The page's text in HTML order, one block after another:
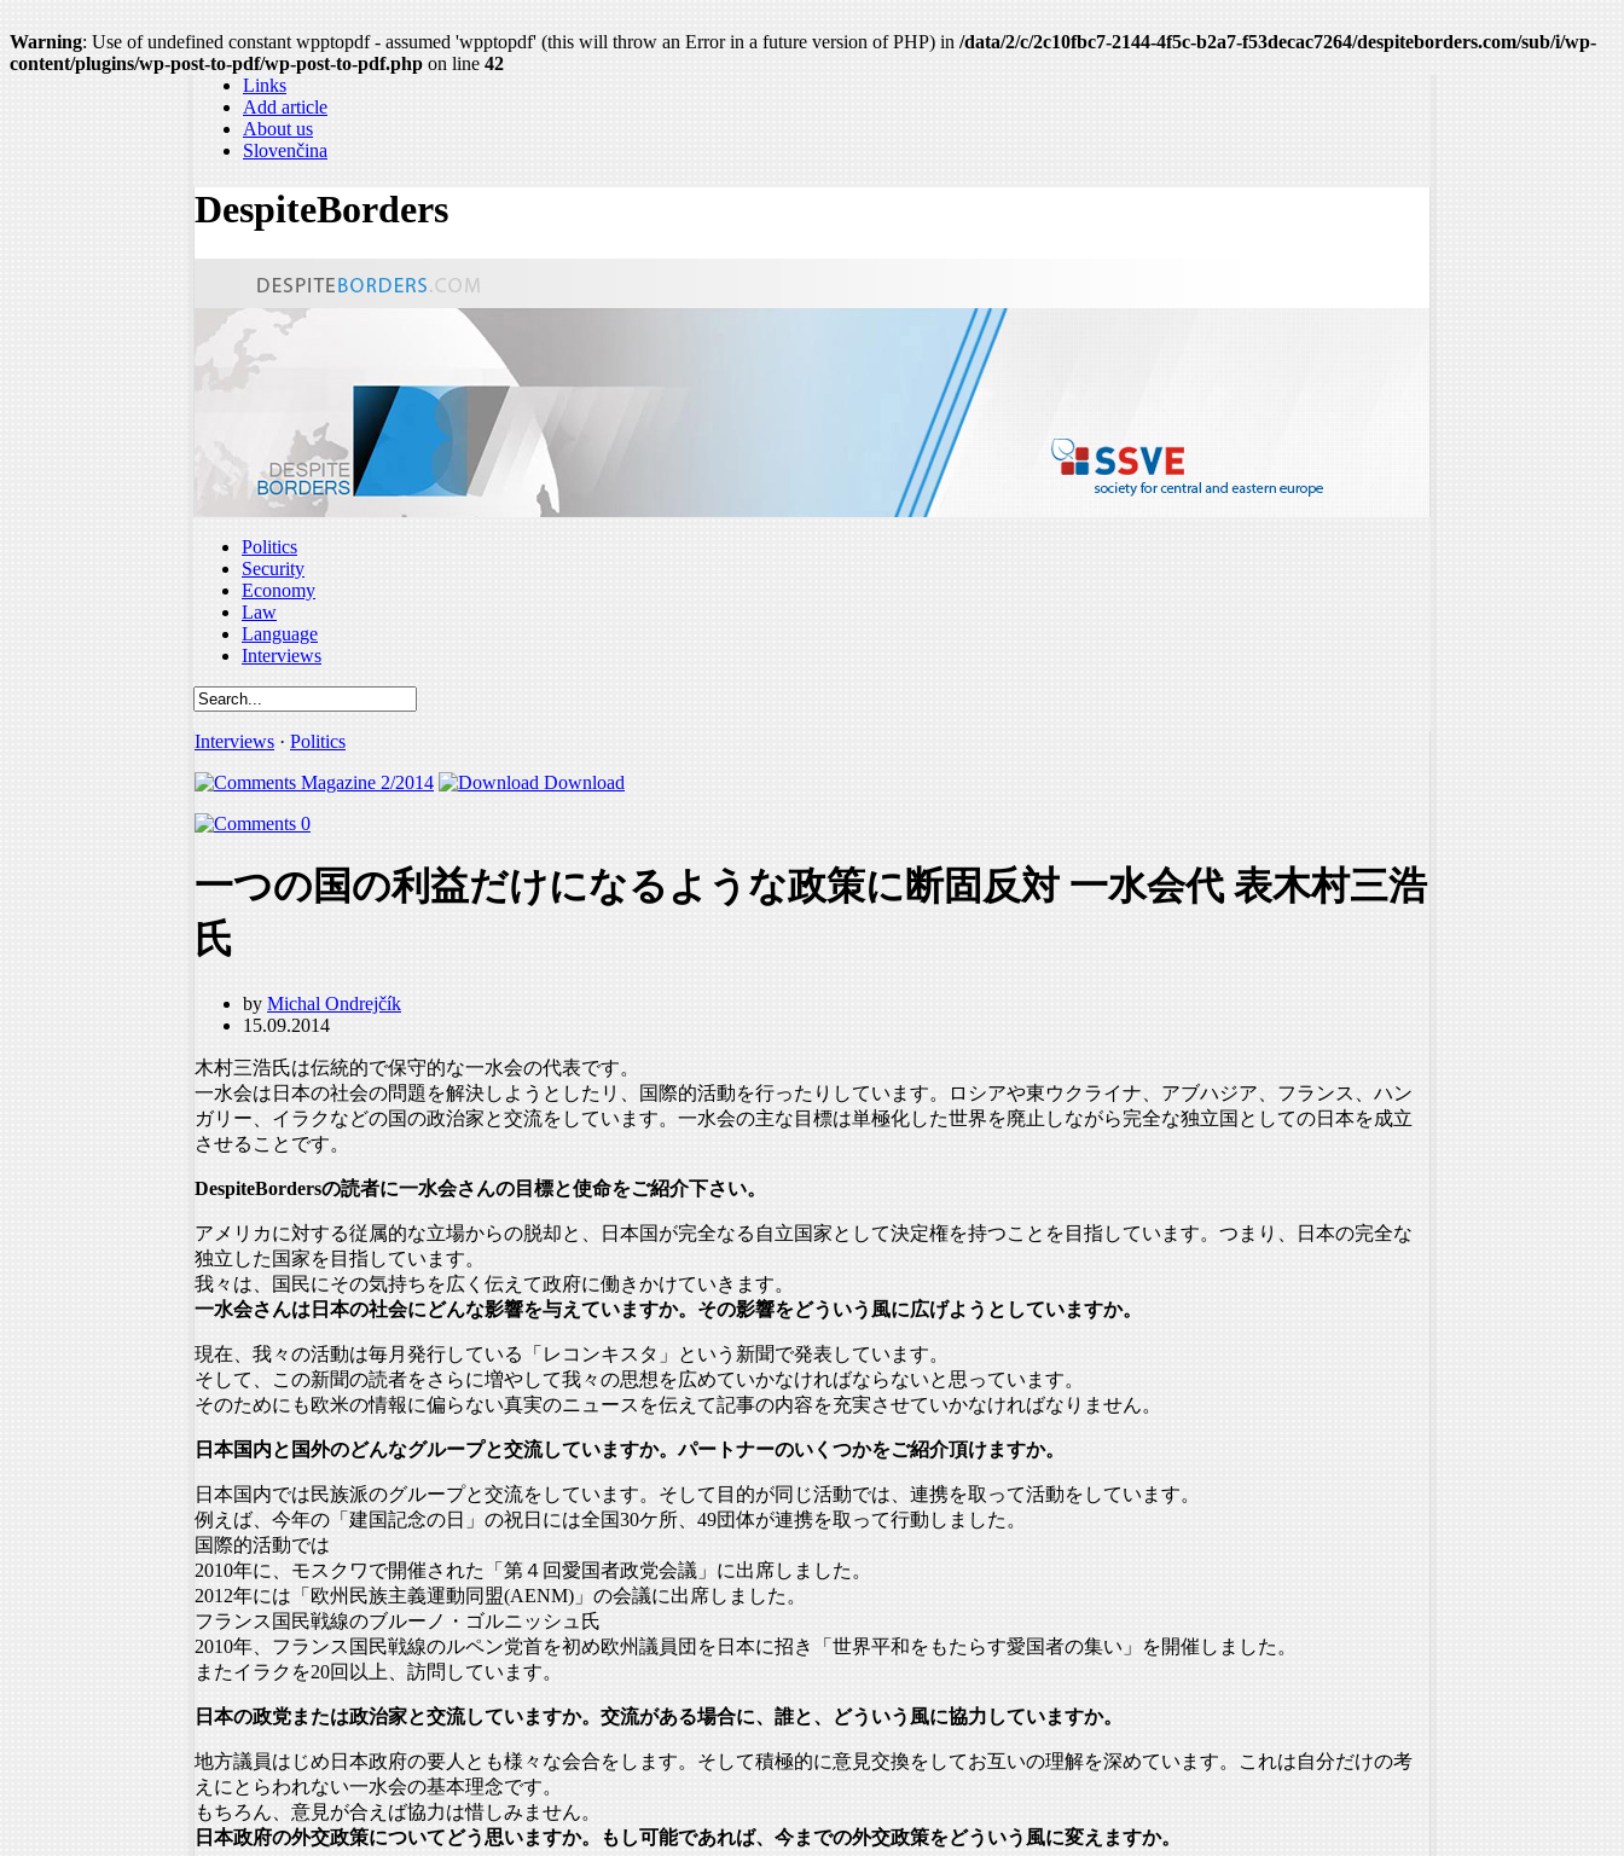
Warning: Use of undefined constant wpptopdf - assumed 'wpptopdf' (this will throw an Error in a future version of PHP) in /data/2/c/2c10fbc7-2144-4f5c-b2a7-f53decac7264/despiteborders.com/sub/i/wp-
content/plugins/wp-post-to-pdf/wp-post-to-pdf.php on line 42
Links
Add article
About us
Slovenčina
DespiteBorders
Politics
Security
Economy
Law
Language
Interviews
Interviews · Politics
Magazine 2/2014
Download
0
一つの国の利益だけになるような政策に断固反対 一水会代 表木村三浩
氏
by Michal Ondrejčík
15.09.2014
木村三浩氏は伝統的で保守的な一水会の代表です。
一水会は日本の社会の問題を解決しようとしたリ、国際的活動を行ったりしています。ロシアや東ウクライナ、アブハジア、フランス、ハン
ガリー、イラクなどの国の政治家と交流をしています。一水会の主な目標は単極化した世界を廃止しながら完全な独立国としての日本を成立
させることです。
DespiteBordersの読者に一水会さんの目標と使命をご紹介下さい。
アメリカに対する従属的な立場からの脱却と、 日本国が完全なる自立国家として決定権を持つことを目指していま す。つまり、日本の完全な
独立した国家を目指しています。
我々は、
国民にその気持ちを広く伝えて政府に働きかけていきます。
一水会さんは日本の社会にどんな影響を与えていますか。その影響をどういう風に広げようとしていますか。
現在、我々の活動は毎月発行している「レコンキスタ」
という新聞で発表しています。
そして、
この新聞の読者をさらに増やして我々の思想を広めていかなければならないと思っています。
そのためにも欧米の情報に偏らない真実のニュースを伝えて記事の内容を充実させていかなければなりません。
日本国内と国外のどんなグループと交流していますか。パートナーのいくつかをご紹介頂けますか。
日本国内では民族派のグループと交流をしています。 そして目的が同じ活動では、連携を取って活動をしています。
例えば、今年の「建国記念の日」の祝日には全国30ケ所、 49団体が連携を取って行動しました。
国際的活動では
2010年に、モスクワで開催された「第４回愛国者政党会議」 に出席しました。
2012年には「欧州民族主義運動同盟(AENM)」 の会議に出席しました。
フランス国民戦線のブルーノ・ゴルニッシュ氏
2010年、 フランス国民戦線のルペン党首を初め欧州議員団を日本に招き「 世界平和をもたらす愛国者の集い」を開催しました。
またイラクを20回以上、訪問しています。
日本の政党または政治家と交流していますか。交流がある場合に、誰と、どういう風に協力していますか。
地方議員はじめ日本政府の要人とも様々な会合をします。 そして積極的に意見交換をしてお互いの理解を深めています。
これは自分だけの考
えにとらわれない一水会の基本理念です。
もちろん、意見が合えば協力は惜しみません。
日本政府の外交政策についてどう思いますか。もし可能であれば、今までの外交政策をどういう風に変えますか。